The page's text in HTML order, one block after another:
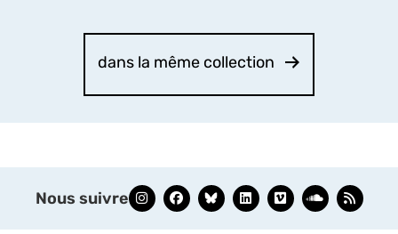
dans la même collection
Nous suivre